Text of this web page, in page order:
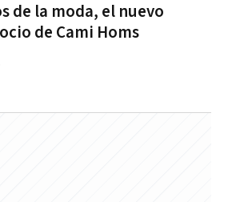
de la moda, el nuevo
de Cami Homs